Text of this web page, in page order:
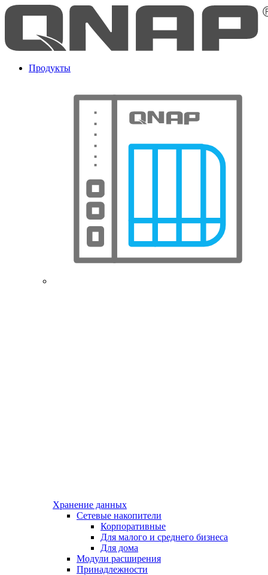
Продукты
Хранение данных
Сетевые накопители
Корпоративные
Для малого и среднего бизнеса
Для дома
Модули расширения
Принадлежности